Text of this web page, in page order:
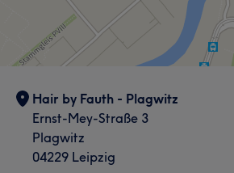
Hair by Fauth - Plagwitz
Ernst-Mey-Straße 3
Plagwitz
04229 Leipzig